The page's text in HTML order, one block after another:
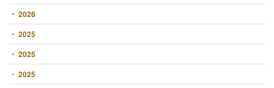
・ 2026
・ 2025
・ 2025
・ 2025